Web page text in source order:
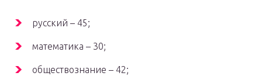
русский – 45;
математика – 30;
обществознание – 42;